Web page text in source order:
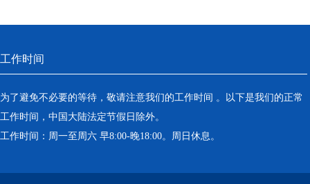
工作时间
为了避免不必要的等待，敬请注意我们的工作时间 。以下是我们的正常
工作时间，中国大陆法定节假日除外。
工作时间：周一至周六 早8:00-晚18:00。周日休息。